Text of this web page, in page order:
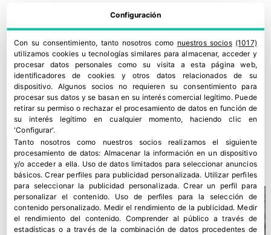
Asturiana de Fertilizantes defiende su continuidad en Avilés
30 julio, 2026
Configuración
Con su consentimiento, tanto nosotros como nuestros socios (1017)
utilizamos cookies u tecnologías similares para almacenar, acceder y
procesar datos personales como su visita a esta página web,
identificadores de cookies y otros datos relacionados de su
dispositivo. Algunos socios no requieren su consentimiento para
procesar sus datos y se basan en su interés comercial legítimo. Puede
retirar su permiso o rechazar el procesamiento de datos en función de
su interés legítimo en cualquier momento, haciendo clic en
'Configurar'.
Tanto nosotros como nuestros socios realizamos el siguiente
procesamiento de datos: Almacenar la información en un dispositivo
y/o acceder a ella. Uso de datos limitados para seleccionar anuncios
básicos.Crear perfiles para publicidad personalizada. Utilizar perfiles
para seleccionar la publicidad personalizada.Crear un perfil para
personalizar el contenido. Uso de perfiles para la selección de
contenido personalizado. Medir el rendimiento de la publicidad. Medir
el rendimiento del contenido.Comprender al público a través de
estadísticas o a través de la combinación de datos procedentes de